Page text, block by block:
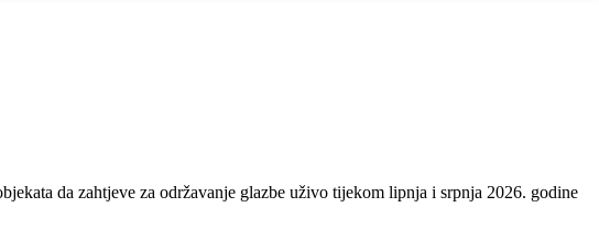
da zahtjeve za održavanje glazbe uživo tijekom lipnja i srpnja 2026. godine